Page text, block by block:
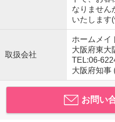
なりません
いたします
取扱会社
ホームメイ
大阪府東大
TEL:06-
大阪府知事
お問い